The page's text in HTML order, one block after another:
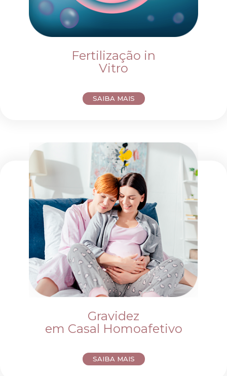
Fertilização in
Vitro
SAIBA MAIS
Gravidez
em Casal Homoafetivo
SAIBA MAIS